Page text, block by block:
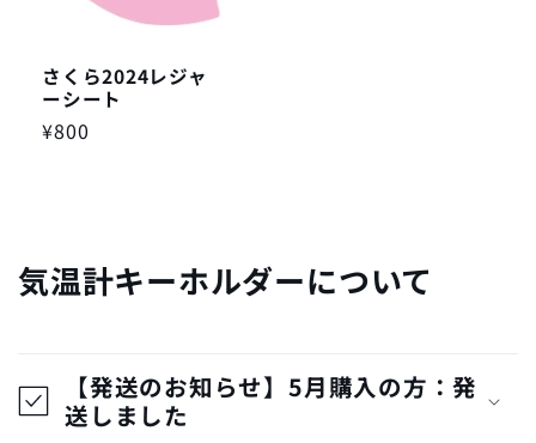
さくら2024レジャ
ーシート
通
¥800
気温計キーホルダーについて
【発送のお知らせ】5月購入の方：発
送しました